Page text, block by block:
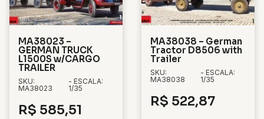
MA38023 –
GERMAN TRUCK
L1500S w/CARGO
TRAILER
SKU:
MA38023
- ESCALA:
1/35
R$ 585,51
MA38038 – German
Tractor D8506 with
Trailer
SKU:
MA38038
- ESCALA:
1/35
R$ 522,87